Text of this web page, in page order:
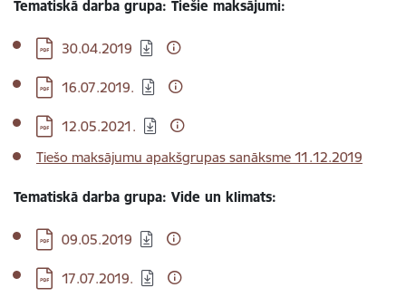
Tematiskā darba grupa: Tiešie maksājumi:
Lejupielādēt:
30.04.2019
Lejupielādēt:
16.07.2019.
Lejupielādēt:
12.05.2021.
Tiešo maksājumu apakšgrupas sanāksme 11.12.2019
Tematiskā darba grupa: Vide un klimats:
Lejupielādēt:
09.05.2019
Lejupielādēt:
17.07.2019.